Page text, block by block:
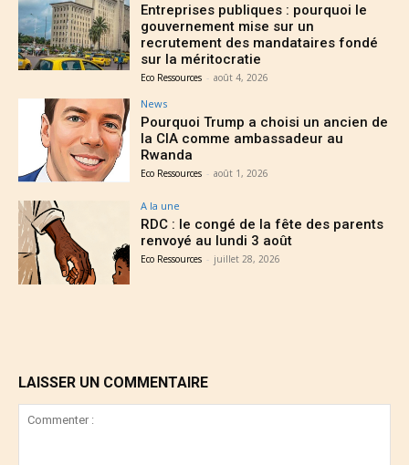
Entreprises publiques : pourquoi le
gouvernement mise sur un
recrutement des mandataires fondé
sur la méritocratie
Eco Ressources - août 4, 2026
News
Pourquoi Trump a choisi un ancien de
la CIA comme ambassadeur au
Rwanda
Eco Ressources - août 1, 2026
A la une
RDC : le congé de la fête des parents
renvoyé au lundi 3 août
Eco Ressources - juillet 28, 2026
LAISSER UN COMMENTAIRE